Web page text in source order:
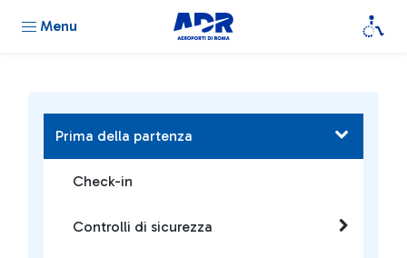
Menu
Prima della partenza
Check-in
Controlli di sicurezza